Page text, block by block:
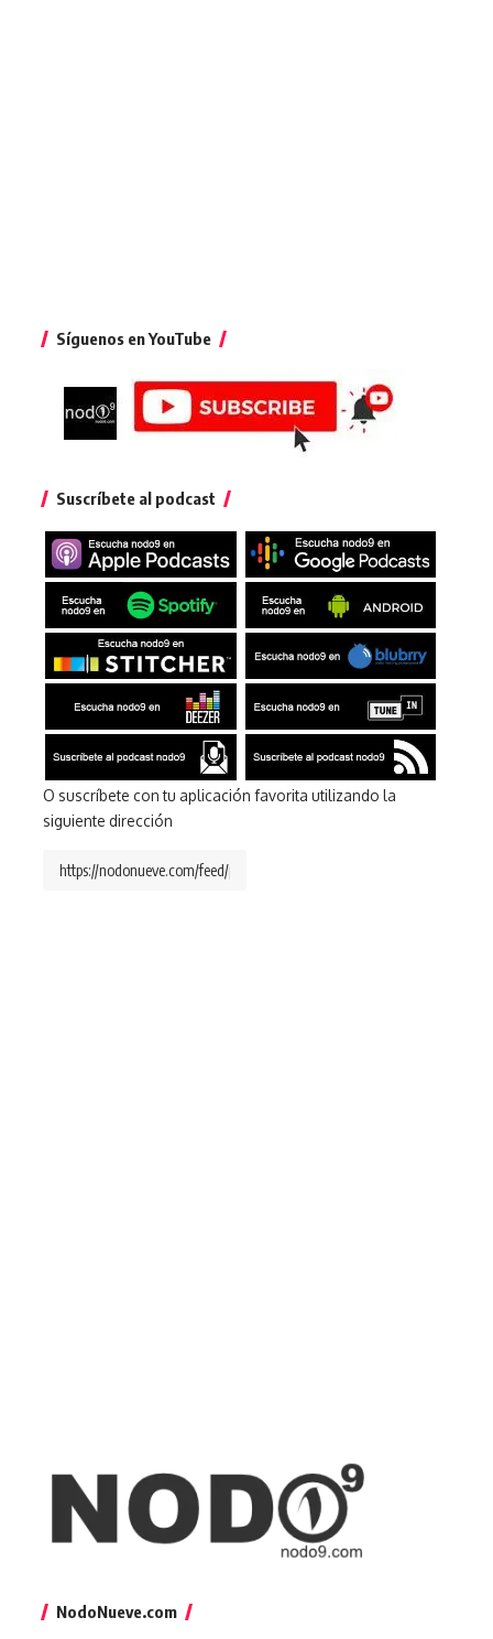
Síguenos en YouTube
Suscríbete al podcast
O suscríbete con tu aplicación favorita utilizando la
siguiente dirección
NodoNueve.com